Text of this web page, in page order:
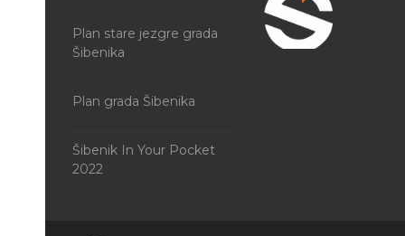
Plan stare jezgre grada
Šibenika
Plan grada Šibenika
Šibenik In Your Pocket
2022